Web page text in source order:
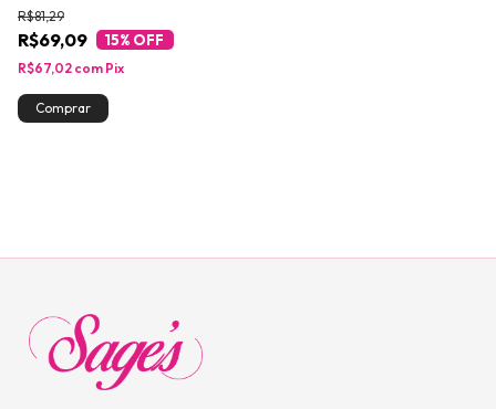
R$69,09
R$81,29
15% OFF
R$67,02 com Pix